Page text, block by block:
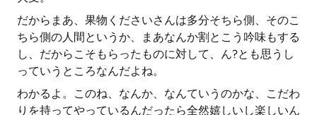
だからまあ、果物くださいさんは多分そちら側、そのこ
ちら側の人間というか、まあなんか割とこう吟味もする
し、だからこそもらったものに対して、ん?とも思うし
っていうところなんだよね。
わかるよ。このね、なんか、なんていうのかな、こだわ
りを持ってやっているんだったら全然嬉しいし楽しいん